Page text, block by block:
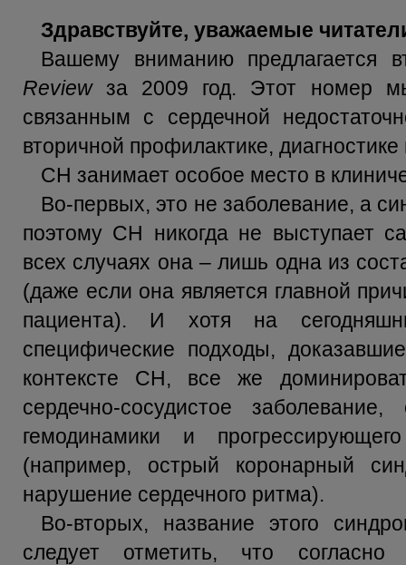
Здравствуйте, уважаемые
Вашему вниманию предлагается
Reviewза 2009 год. Этот номер
связанным с сердечной
вторичной профилактике,
СН занимает особое место в
Во-первых, это не заболевание, а
поэтому СН никогда не выступает
всех случаях она – лишь одна из
(даже если она является главной
пациента). И хотя на
специфические подходы,
контексте СН, все же
сердечно-сосудистое
гемодинамики и
(например, острый коронарный
нарушение сердечного ритма).
Во-вторых, название этого
следует отметить, что согласно